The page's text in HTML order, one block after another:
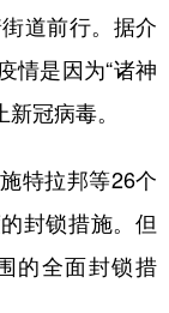
道前行。据介
情是因为“诸神
冠病毒。
特拉邦等26个
封锁措施。但
的全面封锁措